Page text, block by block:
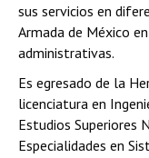
sus servicios en
Armada de México
administrativas.
Es egresado de la
licenciatura en
Estudios Superiores
Especialidades en